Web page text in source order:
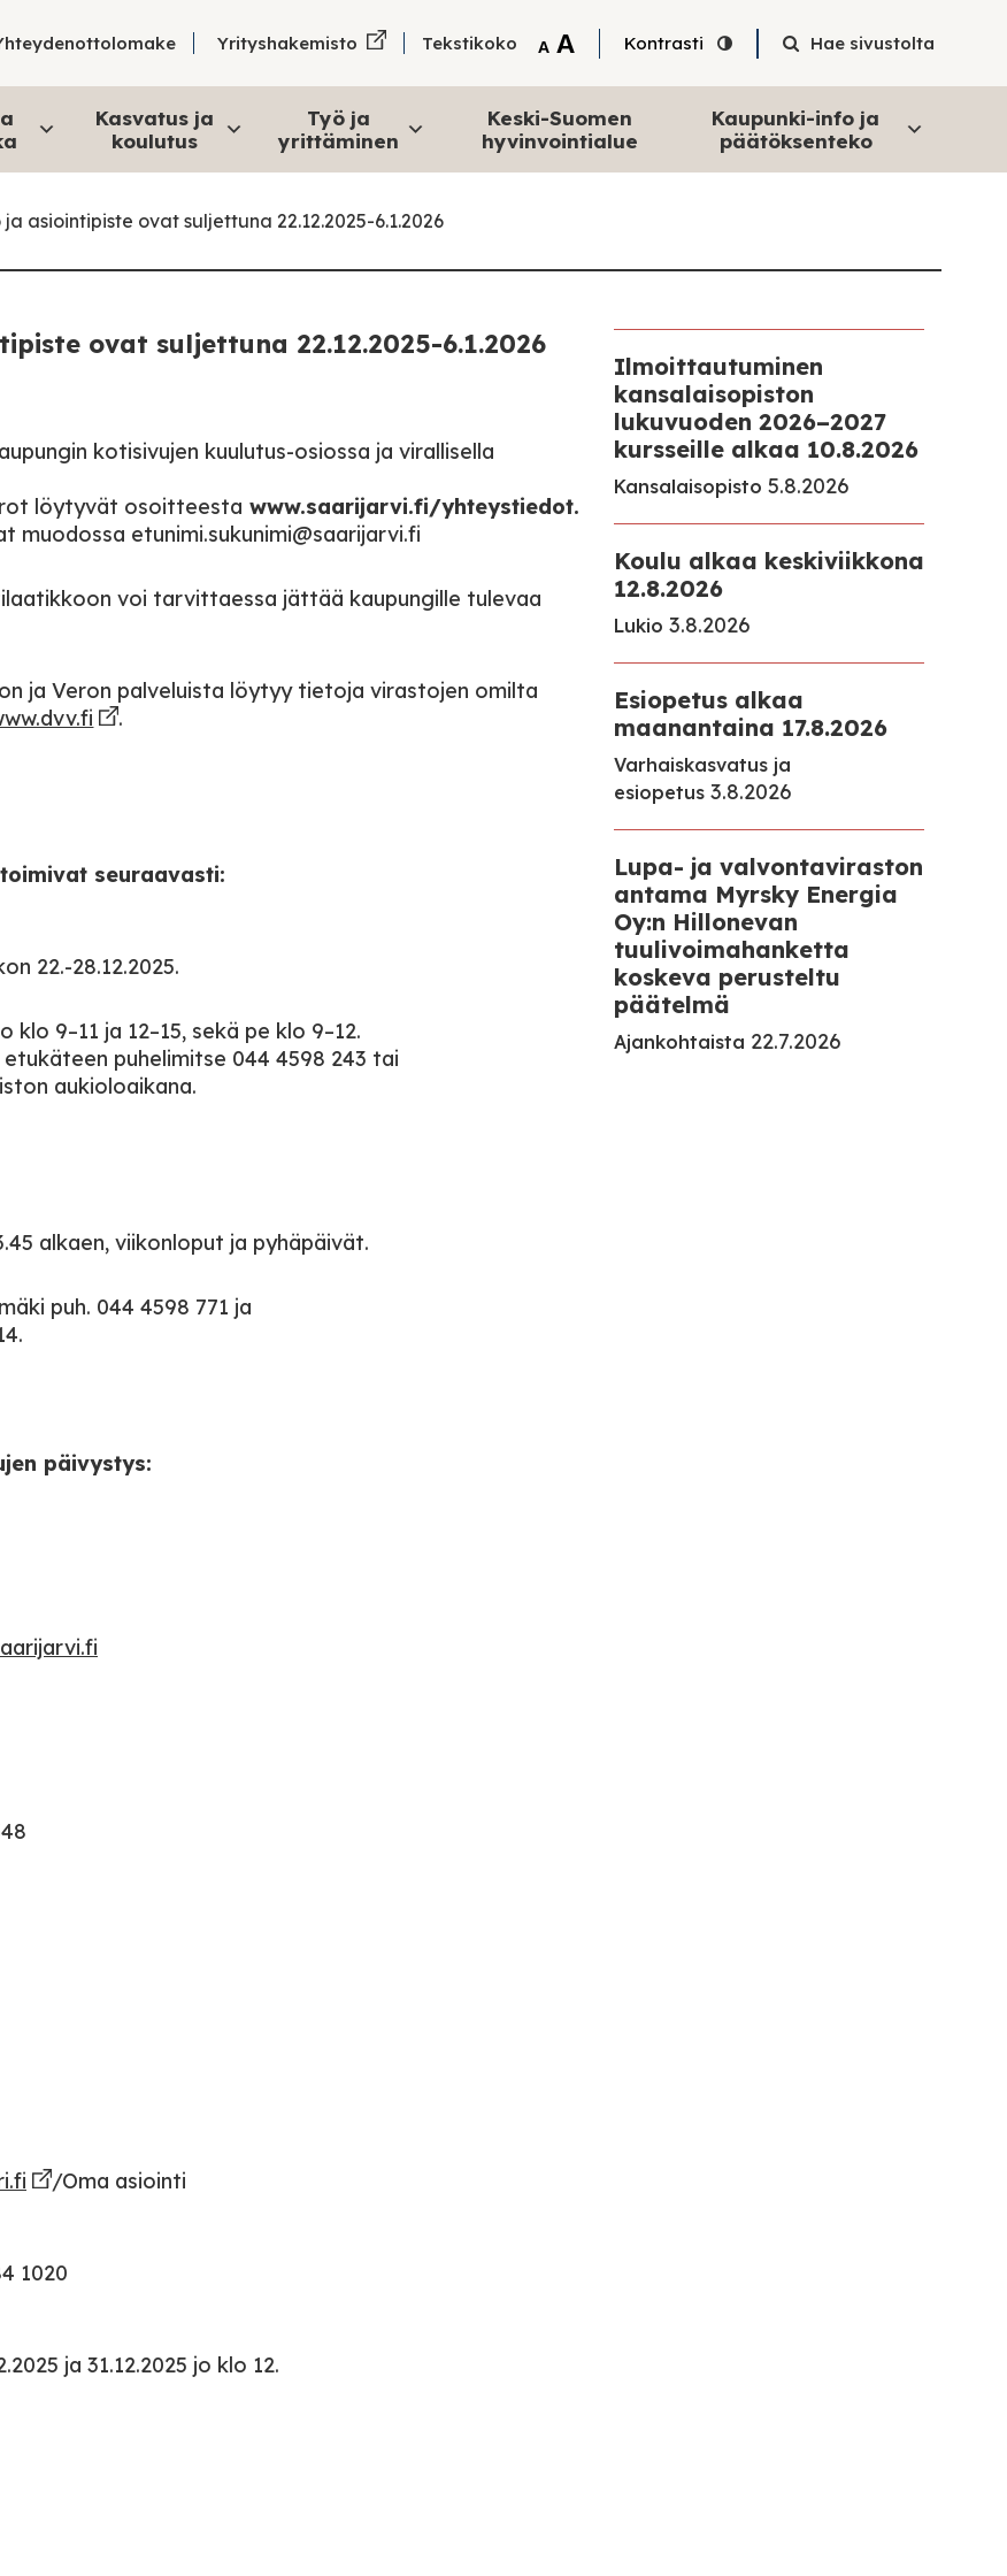
Yrityshakemisto Tekstikoko A Tekstin pienentäminen
A Tekstin suurentaminen
Kontrasti Hae sivustolta
Kasvatus ja
koulutus
Työ ja
yrittäminen
Keski-Suomen
hyvinvointialue
Kaupunki-info ja
päätöksenteko
asiointipiste ovat suljettuna 22.12.2025-6.1.2026
ovat suljettuna 22.12.2025-6.1.2026
kotisivujen kuulutus-osiossa ja virallisella
löytyvät osoitteesta www.saarijarvi.fi/yhteystiedot.
etunimi.sukunimi@saarijarvi.fi
voi tarvittaessa jättää kaupungille tulevaa
ja Veron palveluista löytyy tietoja virastojen omilta
.
seuraavasti:
22.-28.12.2025.
9–11 ja 12–15, sekä pe klo 9–12.
puhelimitse 044 4598 243 tai
aukioloaikana.
alkaen, viikonloput ja pyhäpäivät.
puh. 044 4598 771 ja
päivystys:
/Oma asiointi
1020
ja 31.12.2025 jo klo 12.
Ilmoittautuminen
kansalaisopiston
lukuvuoden 2026–2027
kursseille alkaa 10.8.2026
Kansalaisopisto 5.8.2026
Koulu alkaa keskiviikkona
12.8.2026
Lukio 3.8.2026
Esiopetus alkaa
maanantaina 17.8.2026
Varhaiskasvatus ja
esiopetus 3.8.2026
Lupa- ja valvontaviraston
antama Myrsky Energia
Oy:n Hillonevan
tuulivoimahanketta
koskeva perusteltu
päätelmä
Ajankohtaista 22.7.2026